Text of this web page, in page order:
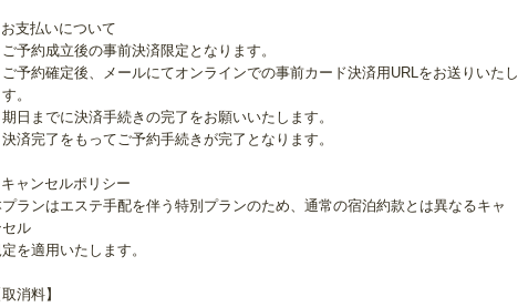
支払いについて
ご予約成立後の事前決済限定となります。
ご予約確定後、メールにてオンラインでの事前カード決済用URLをお送りいたし
。
期日までに決済手続きの完了をお願いいたします。
決済完了をもってご予約手続きが完了となります。
ャンセルポリシー
ランはエステ手配を伴う特別プランのため、通常の宿泊約款とは異なるキャ
セル
を適用いたします。
取消料】